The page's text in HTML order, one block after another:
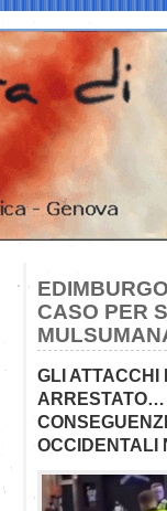
CASO PER
GLI ATTACCHI
ARRESTATO…
OCCIDENTALI